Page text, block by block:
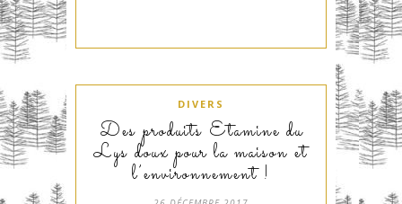
DIVERS
Des produits Etamine du
Lys doux pour la maison et
l’environnement !